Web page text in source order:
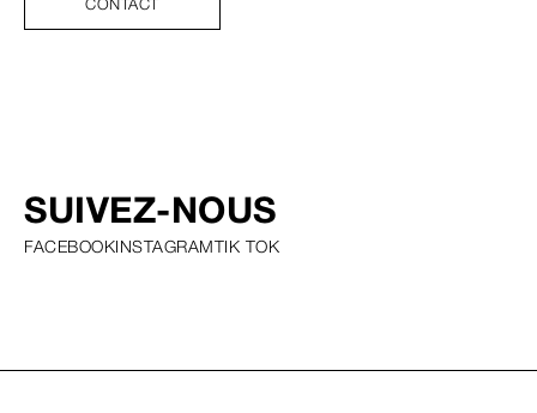
CONTACT
SUIVEZ-NOUS
FACEBOOK INSTAGRAM TIK TOK